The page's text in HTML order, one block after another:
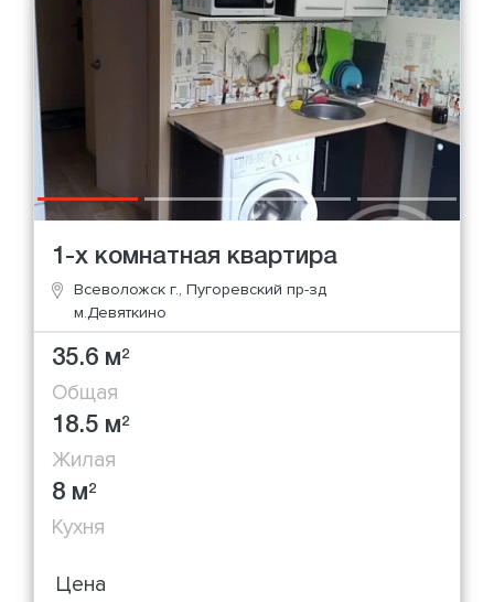
1-х комнатная квартира
Всеволожск г., Пугоревский пр-зд
м.Девяткино
35.6 м2
Общая
18.5 м2
Жилая
8 м2
Кухня
Цена